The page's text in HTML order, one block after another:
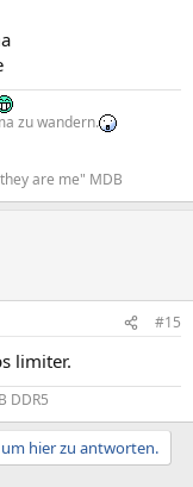
zu wandern.
are me" MDB
#15
limiter.
DDR5
hier zu antworten.